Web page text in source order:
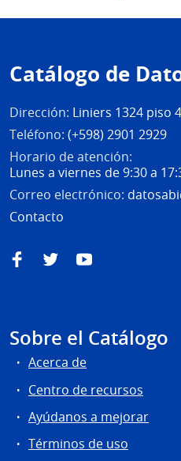
de
página
Catálogo de
Dirección: Liniers 1324 piso 4
Teléfono: (+598) 2901 2929
Horario de atención:
Lunes a viernes de 9:30 a
Correo electrónico:
Contacto
FacebookTwitterYouTube
Sobre el Catálogo
Acerca de
Centro de recursos
Ayúdanos a mejorar
Términos de uso